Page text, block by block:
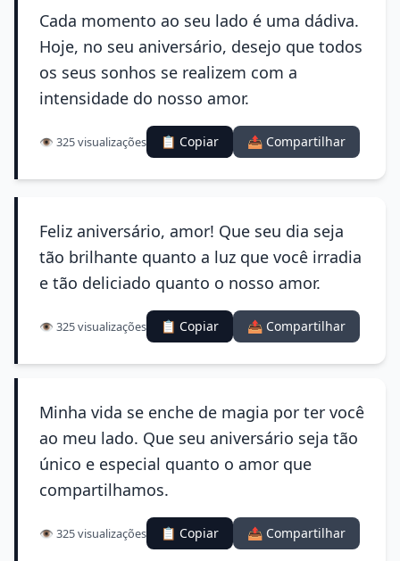
Cada momento ao seu lado é uma dádiva.
Hoje, no seu aniversário, desejo que todos
os seus sonhos se realizem com a
intensidade do nosso amor.
👁️ 325 visualizações 📋 Copiar 📤 Compartilhar
Feliz aniversário, amor! Que seu dia seja
tão brilhante quanto a luz que você irradia
e tão deliciado quanto o nosso amor.
👁️ 325 visualizações 📋 Copiar 📤 Compartilhar
Minha vida se enche de magia por ter você
ao meu lado. Que seu aniversário seja tão
único e especial quanto o amor que
compartilhamos.
👁️ 325 visualizações 📋 Copiar 📤 Compartilhar